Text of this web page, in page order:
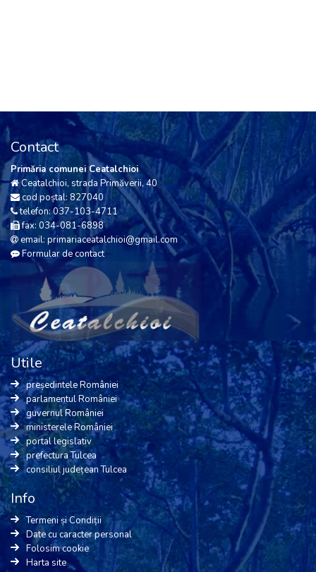
Contact
Primăria comunei Ceatalchioi
Ceatalchioi, strada Primăverii, 40
cod poștal: 827040
telefon: 037-103-4711
fax: 034-081-6898
email: primariaceatalchioi@gmail.com
Formular de contact
Utile
președintele României
parlamentul României
guvernul României
ministerele României
portal legislativ
prefectura Tulcea
consiliul județean Tulcea
Info
Termeni și Condiții
Date cu caracter personal
Folosim cookie
Harta site